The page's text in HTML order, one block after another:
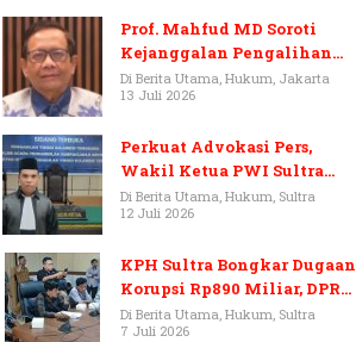
Prof. Mahfud MD Soroti
Kejanggalan Pengalihan
Penyelidikan Tersangka
Febrie Adriansyah
Di Berita Utama, Hukum, Jakarta
13 Juli 2026
Perkuat Advokasi Pers,
Wakil Ketua PWI Sultra
Resmi Dilantik Menjadi
Advokat PERADI
Di Berita Utama, Hukum, Sultra
12 Juli 2026
KPH Sultra Bongkar Dugaan
Korupsi Rp890 Miliar, DPRD
Sultra Gelar RDP
Di Berita Utama, Hukum, Sultra
7 Juli 2026